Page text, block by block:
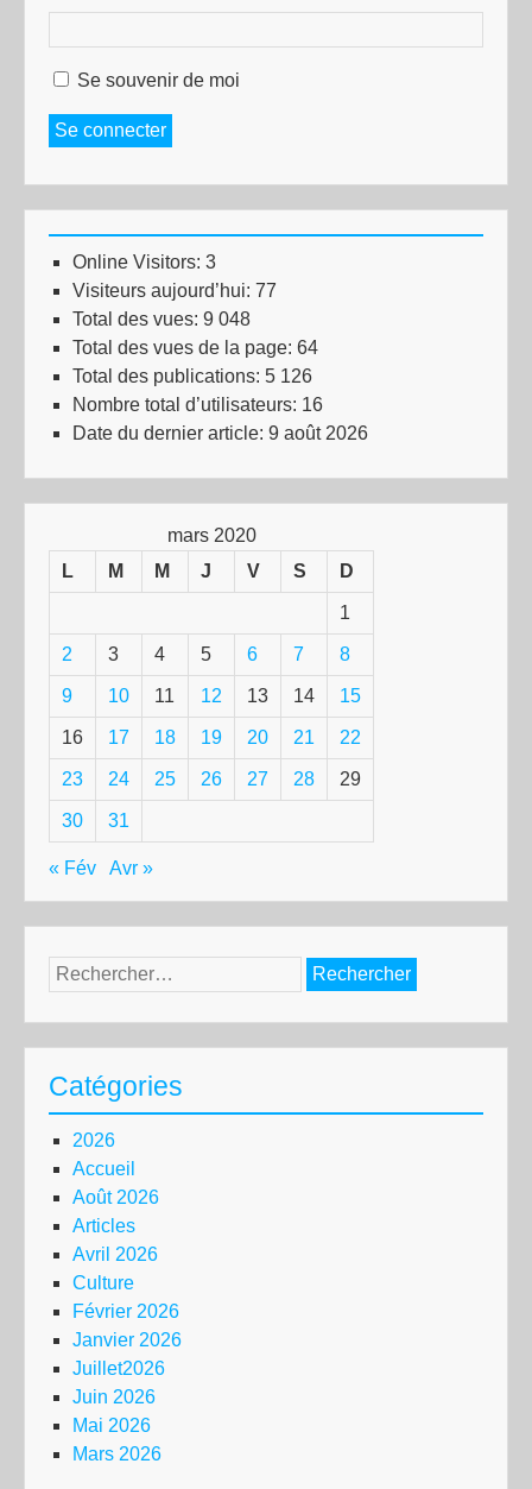
Se souvenir de moi
Se connecter
Online Visitors: 3
Visiteurs aujourd’hui: 77
Total des vues: 9 048
Total des vues de la page: 64
Total des publications: 5 126
Nombre total d’utilisateurs: 16
Date du dernier article: 9 août 2026
mars 2020
L
M M J V S D
1
2 3 4 5 6 7 8
9 10 11 12 13 14 15
16 17 18 19 20 21 22
23 24 25 26 27 28 29
30 31
« Fév Avr »
Rechercher :
Catégories
2026
Accueil
Août 2026
Articles
Avril 2026
Culture
Février 2026
Janvier 2026
Juillet2026
Juin 2026
Mai 2026
Mars 2026